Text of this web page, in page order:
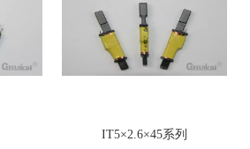
IT5×2.6×45系列